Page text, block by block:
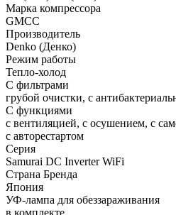
Марка компрессора
GMCC
Производитель
Denko (Денко)
Режим работы
Тепло-холод
С фильтрами
грубой очистки, с
С функциями
с вентиляцией, с осушением, с
с авторестартом
Серия
Samurai DC Inverter WiFi
Страна Бренда
Япония
УФ-лампа для обеззараживания
в комплекте